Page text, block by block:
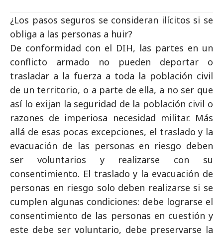
¿Los pasos seguros se consideran ilícitos si se
obliga a las personas a huir?
De conformidad con el DIH, las partes en un
conflicto armado no pueden deportar o
trasladar a la fuerza a toda la población civil
de un territorio, o a parte de ella, a no ser que
así lo exijan la seguridad de la población civil o
razones de imperiosa necesidad militar. Más
allá de esas pocas excepciones, el traslado y la
evacuación de las personas en riesgo deben
ser voluntarios y realizarse con su
consentimiento. El traslado y la evacuación de
personas en riesgo solo deben realizarse si se
cumplen algunas condiciones: debe lograrse el
consentimiento de las personas en cuestión y
este debe ser voluntario, debe preservarse la